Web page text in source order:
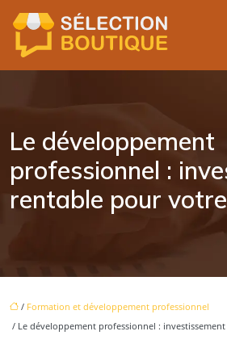
Le développement
professionnel :
rentable pour
/ Formation et développement professionnel
/ Le développement professionnel :